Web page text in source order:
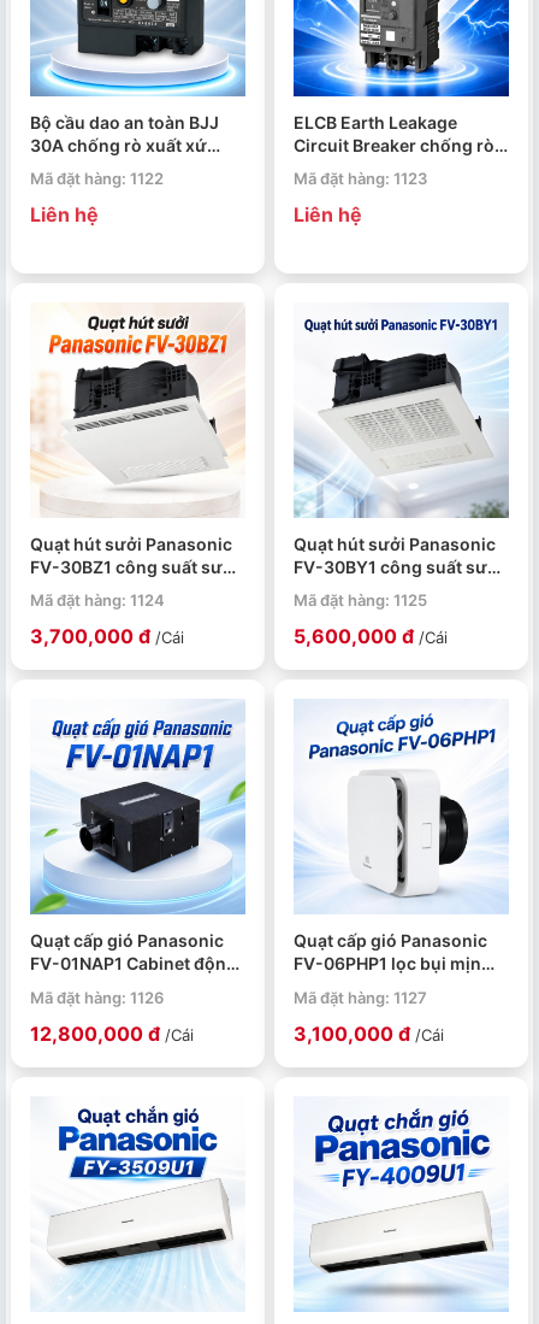
Bộ cầu dao an toàn BJJ
30A chống rò xuất xứ
Nhật Bản
Mã đặt hàng: 1122
Liên hệ
ELCB Earth Leakage
Circuit Breaker chống rò
30mA bảo vệ quá tải và
ngắn mạch
Mã đặt hàng: 1123
Liên hệ
Quạt hút sưởi Panasonic
FV-30BZ1 công suất sưởi
1380W, thông gió 23W
Mã đặt hàng: 1124
3,700,000 đ /Cái
Quạt hút sưởi Panasonic
FV-30BY1 công suất sưởi
1400W có remote
Mã đặt hàng: 1125
5,600,000 đ /Cái
Quạt cấp gió Panasonic
FV-01NAP1 Cabinet động
dẫn Ø100mm
Mã đặt hàng: 1126
12,800,000 đ /Cái
Quạt cấp gió Panasonic
FV-06PHP1 lọc bụi mịn
63/32 CMH
Mã đặt hàng: 1127
3,100,000 đ /Cái